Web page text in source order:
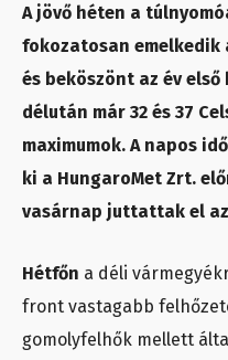
A jövő héten a
fokozatosan emelkedik
és beköszönt az év
délután már 32 és 37
maximumok. A napos
ki a HungaroMet Zrt.
vasárnap juttattak el az
Hétfőn a déli
front vastagabb
gomolyfelhők mellett